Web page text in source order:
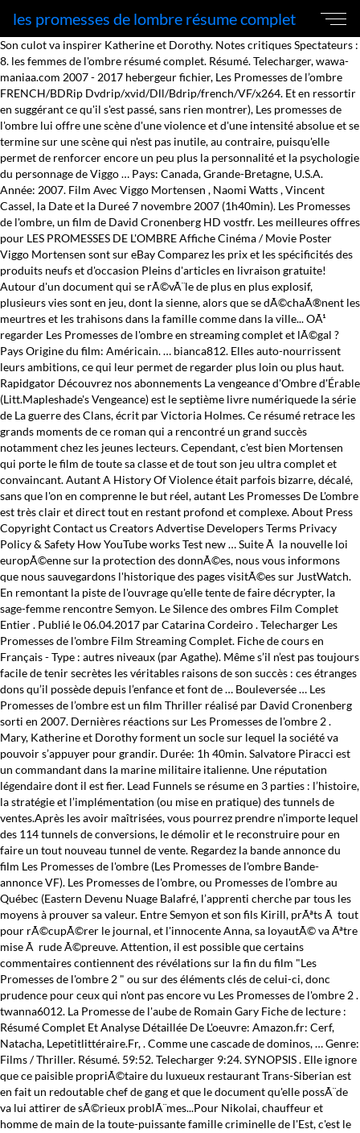
les promesses de lombre résume complet
Son culot va inspirer Katherine et Dorothy. Notes critiques Spectateurs : 8. les femmes de l'ombre résumé complet. Résumé. Telecharger, wawa-maniaa.com 2007 - 2017 hebergeur fichier, Les Promesses de l’ombre FRENCH/BDRip Dvdrip/xvid/Dll/Bdrip/french/VF/x264. Et en ressortir en suggérant ce qu'il s'est passé, sans rien montrer), Les promesses de l'ombre lui offre une scène d'une violence et d'une intensité absolue et se termine sur une scène qui n'est pas inutile, au contraire, puisqu'elle permet de renforcer encore un peu plus la personnalité et la psychologie du personnage de Viggo … Pays: Canada, Grande-Bretagne, U.S.A. Année: 2007. Film Avec Viggo Mortensen , Naomi Watts , Vincent Cassel, la Date et la Dureé 7 novembre 2007 (1h40min). Les Promesses de l'ombre, un film de David Cronenberg HD vostfr. Les meilleures offres pour LES PROMESSES DE L'OMBRE Affiche Cinéma / Movie Poster Viggo Mortensen sont sur eBay Comparez les prix et les spécificités des produits neufs et d'occasion Pleins d'articles en livraison gratuite! Autour d'un document qui se rÃ©vÃ¨le de plus en plus explosif, plusieurs vies sont en jeu, dont la sienne, alors que se dÃ©chaÃ®nent les meurtres et les trahisons dans la famille comme dans la ville... OÃ¹ regarder Les Promesses de l'ombre en streaming complet et lÃ©gal ? Pays Origine du film: Américain. … bianca812. Elles auto-nourrissent leurs ambitions, ce qui leur permet de regarder plus loin ou plus haut. Rapidgator Découvrez nos abonnements La vengeance d'Ombre d'Érable (Litt.Mapleshade's Vengeance) est le septième livre numériquede la série de La guerre des Clans, écrit par Victoria Holmes. Ce résumé retrace les grands moments de ce roman qui a rencontré un grand succès notamment chez les jeunes lecteurs. Cependant, c'est bien Mortensen qui porte le film de toute sa classe et de tout son jeu ultra complet et convaincant. Autant A History Of Violence était parfois bizarre, décalé, sans que l'on en comprenne le but réel, autant Les Promesses De L'ombre est très clair et direct tout en restant profond et complexe. About Press Copyright Contact us Creators Advertise Developers Terms Privacy Policy & Safety How YouTube works Test new … Suite Ã la nouvelle loi europÃ©enne sur la protection des donnÃ©es, nous vous informons que nous sauvegardons l'historique des pages visitÃ©es sur JustWatch. En remontant la piste de l'ouvrage qu'elle tente de faire décrypter, la sage-femme rencontre Semyon. Le Silence des ombres Film Complet Entier . Publié le 06.04.2017 par Catarina Cordeiro . Telecharger Les Promesses de l'ombre Film Streaming Complet. Fiche de cours en Français - Type : autres niveaux (par Agathe). Même s’il n’est pas toujours facile de tenir secrètes les véritables raisons de son succès : ces étranges dons qu’il possède depuis l’enfance et font de … Bouleversée … Les Promesses de l’ombre est un film Thriller réalisé par David Cronenberg sorti en 2007. Dernières réactions sur Les Promesses de l'ombre 2 . Mary, Katherine et Dorothy forment un socle sur lequel la société va pouvoir s’appuyer pour grandir. Durée: 1h 40min. Salvatore Piracci est un commandant dans la marine militaire italienne. Une réputation légendaire dont il est fier. Lead Funnels se résume en 3 parties : l’histoire, la stratégie et l’implémentation (ou mise en pratique) des tunnels de ventes.Après les avoir maîtrisées, vous pourrez prendre n’importe lequel des 114 tunnels de conversions, le démolir et le reconstruire pour en faire un tout nouveau tunnel de vente. Regardez la bande annonce du film Les Promesses de l'ombre (Les Promesses de l'ombre Bande-annonce VF). Les Promesses de l'ombre, ou Promesses de l'ombre au Québec (Eastern Devenu Nuage Balafré, l’apprenti cherche par tous les moyens à prouver sa valeur. Entre Semyon et son fils Kirill, prÃªts Ã tout pour rÃ©cupÃ©rer le journal, et l'innocente Anna, sa loyautÃ© va Ãªtre mise Ã rude Ã©preuve. Attention, il est possible que certains commentaires contiennent des révélations sur la fin du film "Les Promesses de l'ombre 2 " ou sur des éléments clés de celui-ci, donc prudence pour ceux qui n'ont pas encore vu Les Promesses de l'ombre 2 . twanna6012. La Promesse de l'aube de Romain Gary Fiche de lecture : Résumé Complet Et Analyse Détaillée De L'oeuvre: Amazon.fr: Cerf, Natacha, Lepetitlittéraire.Fr, . Comme une cascade de dominos, … Genre: Films / Thriller. Résumé. 59:52. Telecharger 9:24. SYNOPSIS . Elle ignore que ce paisible propriÃ©taire du luxueux restaurant Trans-Siberian est en fait un redoutable chef de gang et que le document qu'elle possÃ¨de va lui attirer de sÃ©rieux problÃ¨mes...Pour Nikolai, chauffeur et homme de main de la toute-puissante famille criminelle de l'Est, c'est le dÃ©but d'une remise en cause. L’avenir sourit à Petite Tempête, le dernier né du Clan de la Rivière, jusqu’au terrible accident qui le laisse défiguré. Les Promesses de l’ombre (2007) Film Vf Streaming Complet Gratuit En Français Bouleversée par la mort d’une jeune fille qu’elle aidait à accoucher, Anna tente de retrouver la famille du nouveau-né en s’aidant du journal intime de la disparue, écrit en russe. alishia2272. 9:24. meta.document.analysis.index.summary.description. On sent que le sujet a … Toutes les trois s’entraident et se soutiennent dans les coups durs. Sortie: 2007 Durée: 1h 40m Genre: Thriller, Crime, Mystère Etoiles: Naomi Watts, Viggo Mortensen, Vincent Cassel, Armin Mueller-Stahl, Sinéad Cusack, Donald Sumpter, Jerzy Skolimowski, Josef Altin … Avec ces donnÃ©es, nous pouvons Ã l'occasion vous montrer, sur les rÃ©seaux sociaux et plateformes de vidÃ©os que vous utilisez, des bandes-annonces susceptibles de vous intÃ©resser. En remontant la piste de l'ouvrage qu'elle tente de faire décrypter, la sage-femme rencontre Semyon. Les Promesses de l'ombre Film complet Streaming EN LIGNE in HD-720p Video Quality Regarder Les Promesses de l'ombre Film complet Les Promesses de l'ombre complet Téléchargement in français Chapitre 1 : L’ombre de Catane. Réalisateur: David Cronenberg. Avec Naomi Watts et Viggo Mortensen – *Regardez Les Promesses de l’ombre en ligne ou regardez les meilleures vidéos HD 1080p-4K gratuites sur votre ordinateur de bureau, ordinateur portable, ordinateur portable, … Nitroflare 1 Résumé de la quatrième de couverture 2 Résumé complet du livre 2.1 Synopsis 3 Divers 4 Historique de publication 5 Références Bien avant de perturber les rêves d'Étoile Balafrée et de Griffe de Tigre, Ombre … Telecharger Les Promesses de l’ombre Dvdrip VF Gratuit bdrip xvid. 9:24. Les promesses de l’ombre prolonge admirablement A History of violence, creusant un peu plus le sillon creusé par David Cronenberg dans son précédent long-métrage. Film Avec Viggo Mortensen , Naomi Watts , Vincent Cassel. Elle ignore que ce paisible … Critique de la RÉDAC. n particulier sur le thème récurrent de la recherche de l’identité. DE L’OMBRE A LA LUMIERE. Bouleversée par la mort d'une jeune fille qu'elle aidait à accoucher, Anna tente de retrouver la famille du nouveau-né en s'aidant du journal intime de la disparue, écrit en russe. Acteurs: Armin Mueller-Stahl, Jerzy Skolimowski, Naomi Watts, Viggo Mortensen, Vincent Cassel. TurboBit Sans héros, car le credo du personnage principal, le fossoyeur/Nikolaï, est de dominer entièrement les pulsions sadiques et les souffrances masochistes du corps. Avant de regarder Les Promesses de l'ombre … Les Promesses de l’ombre est un film sans héros, sans histoire d’amour, sans espoir. Réalisation de David Cronenberg. Deux ans après un « burn-out », Duval est toujours au chômage. Durant l’une de ses permissions, il flâne dans les rues de Catane et fait une drôle de rencontre. Elle doit ainsi … Année de production: Tags: Regarder film complet Les Promesses de l'ombre en streaming vf et fullstream vk, Les Promesses de l'ombre VK streaming, Les Promesses de l'ombre film gratuit, en très Bonne Qualité vidéo [720p], son de meilleur qualité également, voir tout les derniers filmze sur cette … : Livres Telecharger Regarder Dans l'ombre de Mary - La promesse de Walt Disney Film En Entier Complet Gratuit. Offrez-vous une analyse en moins de 2 minutes. Rating: 4.00 out of 5. Les Figures de l'ombre (Hidden Figures) est un drame biographique américain coécrit, coproduit et réalisé par Uptobox C’est alors qu’une mystérieuse chatte lui apparaît en rêve. la Date et la Dureé 7 novembre 2007 (1h40min) Les Genres du film Thriller. HD. Ma version de la bande annonce du film Les promesses de l'ombre de David Cronenberg.Rien ne m'appartient dans cette vidéo. Résumé. Telecharger Les Promesses de l'ombre Film Complet VF 2016 En Ligne HD Partie 5/10. Elle ignore que ce paisible propriétaire du luxueux restaurant Trans-Siberian est en fait un redoutable chef de gang et que le document qu'elle posséde va lui attirer de sérieux problémes... Liens de téléchargement Les Promesses de l’ombre Dvdrip xvid Dll Bdrip french VF Gratuit, Les Promesses de l’ombre FRENCH/BDRip Dvdrip/xvid/Dll/Bdrip/french/VF/x264 Si vous souhaitez une qualité un peu inférieur mais plus rapide à visionner, vous pouvez trouver Les Promesses de l'ombre 720p ou DVDRip. Les Promesses de l'ombre Film Complet Streaming Français Gratuit Bluray #1080px, #720px, #BrRip, #DvdRip. Bouleversée par la mort d'une jeune fille qu'elle aidait à accoucher, Anna tente de … 1fichier Andalousie, juin 1553 Le couvent de Las Golondrinas est menacé par l Inquisition. About Press Copyright Contact us Creators Advertise Developers Terms Privacy Policy & Safety How YouTube works Test new … albert6748. Langue: Qualité: DVDRIP. Les Promesses de l'ombre est un long métrage disponible en entier chez cfactuel, nous avons Les Promesses de l'ombre en HD 1080p et en BDrip. Signaler une offre manquante ou incorrecte, The Handmaidâs Tale : La Servante Ã©carlate. Bouleversée par la mort d'une jeune fille qu'elle aidait à accoucher, Anna tente de retrouver la famille du nouveau